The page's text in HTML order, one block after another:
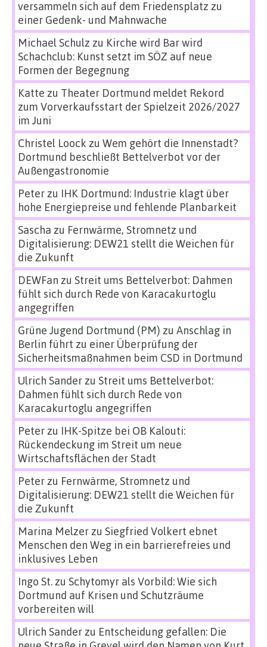
versammeln sich auf dem Friedensplatz zu
einer Gedenk- und Mahnwache
Michael Schulz zu Kirche wird Bar wird
Schachclub: Kunst setzt im SÖZ auf neue
Formen der Begegnung
Katte zu Theater Dortmund meldet Rekord
zum Vorverkaufsstart der Spielzeit 2026/2027
im Juni
Christel Loock zu Wem gehört die Innenstadt?
Dortmund beschließt Bettelverbot vor der
Außengastronomie
Peterzu IHK Dortmund: Industrie klagt über
hohe Energiepreise und fehlende Planbarkeit
Sascha zu Fernwärme, Stromnetz und
Digitalisierung: DEW21 stellt die Weichen für
die Zukunft
DEWFan zu Streit ums Bettelverbot: Dahmen
fühlt sich durch Rede von Karacakurtoglu
angegriffen
Grüne Jugend Dortmund (PM) zu Anschlag in
Berlin führt zu einer Überprüfung der
Sicherheitsmaßnahmen beim CSD in Dortmund
Ulrich Sanderzu Streit ums Bettelverbot:
Dahmen fühlt sich durch Rede von
Karacakurtoglu angegriffen
Peterzu IHK-Spitze bei OB Kalouti:
Rückendeckung im Streit um neue
Wirtschaftsflächen der Stadt
Peterzu Fernwärme, Stromnetz und
Digitalisierung: DEW21 stellt die Weichen für
die Zukunft
Marina Melzerzu Siegfried Volkert ebnet
Menschen den Weg in ein barrierefreies und
inklusives Leben
Ingo St.zu Schytomyr als Vorbild: Wie sich
Dortmund auf Krisen und Schutzräume
vorbereiten will
Ulrich Sanderzu Entscheidung gefallen: Die